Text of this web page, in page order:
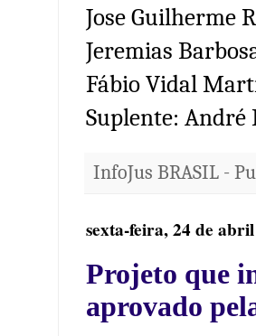
Jose Guilherme
Jeremias
Fábio Vidal
Suplente: André
InfoJus BRASIL -
sexta-feira, 24 de
Projeto que
aprovado